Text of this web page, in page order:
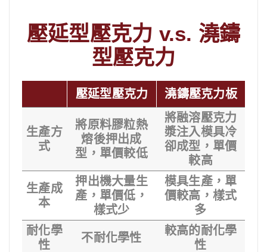
壓延型壓克力 v.s. 澆鑄
型壓克力
壓延型壓克力 澆鑄壓克力板
生產方
式
將原料膠粒熱
熔後押出成
型，單價較低
將融溶壓克力
漿注入模具冷
卻成型，單價
較高
生產成
本
押出機大量生
產，單價低，
樣式少
模具生產，單
價較高，樣式
多
耐化學
性
不耐化學性
較高的耐化學
性